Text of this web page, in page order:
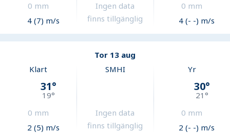
0 mm
4 (7) m/s
Ingen data
finns tillgänglig
0 mm
4 (- -) m/s
Tor 13 aug
Klart
31°
19°
0 mm
2 (5) m/s
SMHI
Ingen data
finns tillgänglig
Yr
30°
21°
0 mm
2 (- -) m/s